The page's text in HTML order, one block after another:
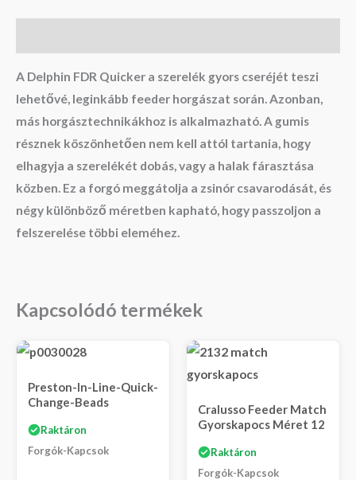
A Delphin FDR Quicker a szerelék gyors cseréjét teszi
lehetővé, leginkább feeder horgászat során. Azonban,
más horgásztechnikákhoz is alkalmazható. A gumis
résznek köszönhetően nem kell attól tartania, hogy
elhagyja a szerelékét dobás, vagy a halak fárasztása
közben. Ez a forgó meggátolja a zsinór csavarodását, és
négy különböző méretben kapható, hogy passzoljon a
felszerelése többi eleméhez.
Kapcsolódó termékek
Preston-In-Line-Quick-
Change-Beads
Raktáron
Forgók-Kapcsok
Cralusso Feeder Match
Gyorskapocs Méret 12
Raktáron
Forgók-Kapcsok